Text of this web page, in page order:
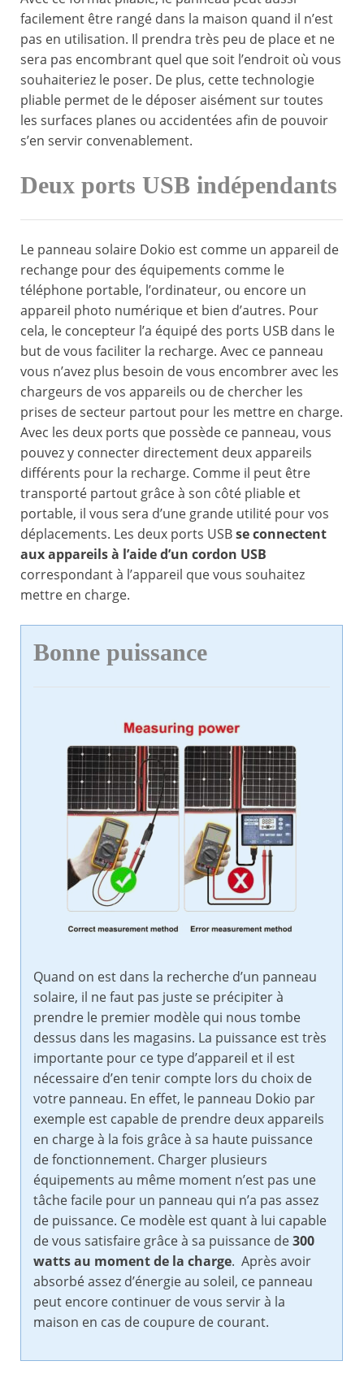
facilement être rangé dans la maison quand il n’est
pas en utilisation. Il prendra très peu de place et ne
sera pas encombrant quel que soit l’endroit où vous
souhaiteriez le poser. De plus, cette technologie
pliable permet de le déposer aisément sur toutes
les surfaces planes ou accidentées afin de pouvoir
s’en servir convenablement.
Deux ports USB indépendants
Le panneau solaire Dokio est comme un appareil de
rechange pour des équipements comme le
téléphone portable, l’ordinateur, ou encore un
appareil photo numérique et bien d’autres. Pour
cela, le concepteur l’a équipé des ports USB dans le
but de vous faciliter la recharge. Avec ce panneau
vous n’avez plus besoin de vous encombrer avec les
chargeurs de vos appareils ou de chercher les
prises de secteur partout pour les mettre en charge.
Avec les deux ports que possède ce panneau, vous
pouvez y connecter directement deux appareils
différents pour la recharge. Comme il peut être
transporté partout grâce à son côté pliable et
portable, il vous sera d’une grande utilité pour vos
déplacements. Les deux ports USBse connectent
aux appareils à l’aide d’un cordon USB
correspondant à l’appareil que vous souhaitez
mettre en charge.
Bonne puissance
Quand on est dans la recherche d’un panneau
solaire, il ne faut pas juste se précipiter à
prendre le premier modèle qui nous tombe
dessus dans les magasins. La puissance est très
importante pour ce type d’appareil et il est
nécessaire d’en tenir compte lors du choix de
votre panneau. En effet, le panneau Dokio par
exemple est capable de prendre deux appareils
en charge à la fois grâce à sa haute puissance
de fonctionnement. Charger plusieurs
équipements au même moment n’est pas une
tâche facile pour un panneau qui n’a pas assez
de puissance. Ce modèle est quant à lui capable
de vous satisfaire grâce à sa puissance de300
watts au moment de la charge. Après avoir
absorbé assez d’énergie au soleil, ce panneau
peut encore continuer de vous servir à la
maison en cas de coupure de courant.